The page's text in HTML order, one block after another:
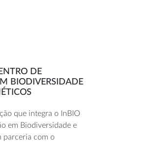
DE
BIODIVERSIDADE
que integra o InBIO
em Biodiversidade e
parceria com o